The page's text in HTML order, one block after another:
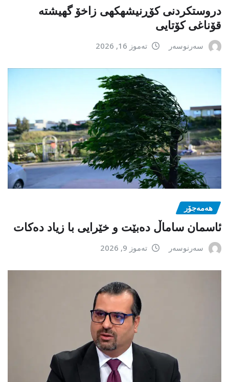
دروستکردنی کۆڕنیشهكهی زاخۆ گهیشته
قۆناغی کۆتایی
سەرنوسەر تەموز 16, 2026
هەمەجۆر
ئاسمان ساماڵ دەبێت و خێرایی با زیاد دەکات
سەرنوسەر تەموز 9, 2026